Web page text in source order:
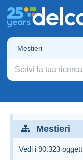
Mestieri
Mestieri
Vedi i 90.323 oggetti